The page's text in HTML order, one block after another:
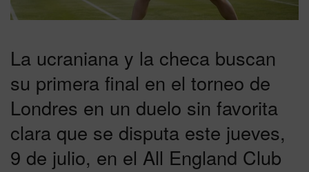
La ucraniana y la checa buscan
su primera final en el torneo de
Londres en un duelo sin favorita
clara que se disputa este jueves,
9 de julio, en el All England Club